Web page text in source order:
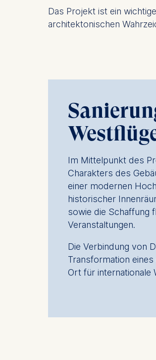
Das Projekt ist ein
architektonischen
Im Mittelpunkt des
Charakters des
einer modernen
historischer
sowie die Schaffung
Veranstaltungen.
Die Verbindung von
Transformation
Ort für internationale